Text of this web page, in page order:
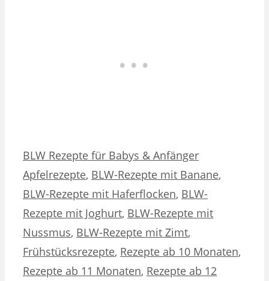
Kategorien
BLW Rezepte für Babys & AnfängerSchlagwörter
Apfelrezepte, BLW-Rezepte mit Banane,
BLW-Rezepte mit Haferflocken, BLW-
Rezepte mit Joghurt, BLW-Rezepte mit
Nussmus, BLW-Rezepte mit Zimt,
Frühstücksrezepte, Rezepte ab 10 Monaten,
Rezepte ab 11 Monaten, Rezepte ab 12